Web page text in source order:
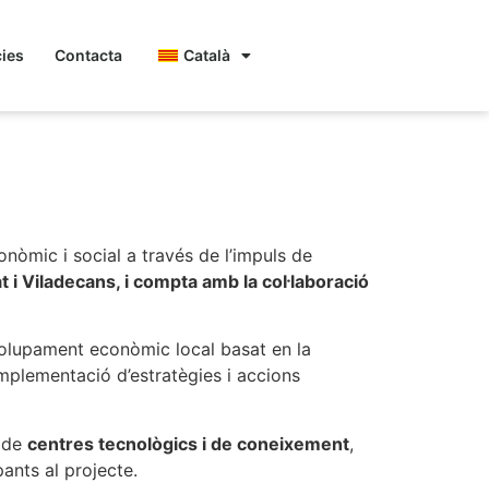
Contacta Català
i social a través de l’impuls de
i Viladecans, i compta amb la col·laboració
econòmic local basat en la
d’estratègies i accions
centres tecnològics i de coneixement,
al projecte.